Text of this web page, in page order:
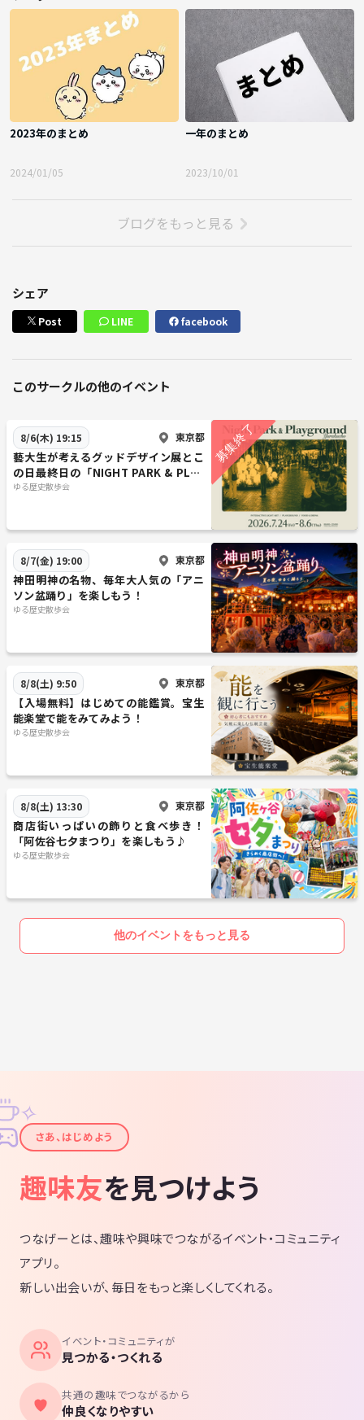
2023年のまとめ
2024/01/05
一年のまとめ
2023/10/01
ブログをもっと見る
シェア
Post LINE facebook
このサークルの他のイベント
8/6(木) 19:15 東京都
藝大生が考えるグッドデザイン展とこ
の日最終日の「NIGHT PARK & PLAY
GROUND YURAKUCHO」
ゆる歴史散歩会
8/7(金) 19:00 東京都
神田明神の名物、毎年大人気の「アニ
ソン盆踊り」を楽しもう！
ゆる歴史散歩会
8/8(土) 9:50 東京都
【入場無料】はじめての能鑑賞。宝生
能楽堂で能をみてみよう！
ゆる歴史散歩会
8/8(土) 13:30 東京都
商店街いっぱいの飾りと食べ歩き！
「阿佐谷七夕まつり」を楽しもう♪
ゆる歴史散歩会
他のイベントをもっと見る
✦
✧
さあ、はじめよう
趣味友を見つけよう
つなげーとは、趣味や興味でつながるイベント・コミュニティ
アプリ。
新しい出会いが、毎日をもっと楽しくしてくれる。
イベント・コミュニティが
見つかる・つくれる
共通の趣味でつながるから
仲良くなりやすい